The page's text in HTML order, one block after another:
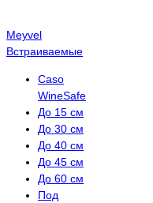
Meyvel
Встраиваемые
Caso
WineSafe
До 15 см
До 30 см
До 40 см
До 45 см
До 60 см
Под